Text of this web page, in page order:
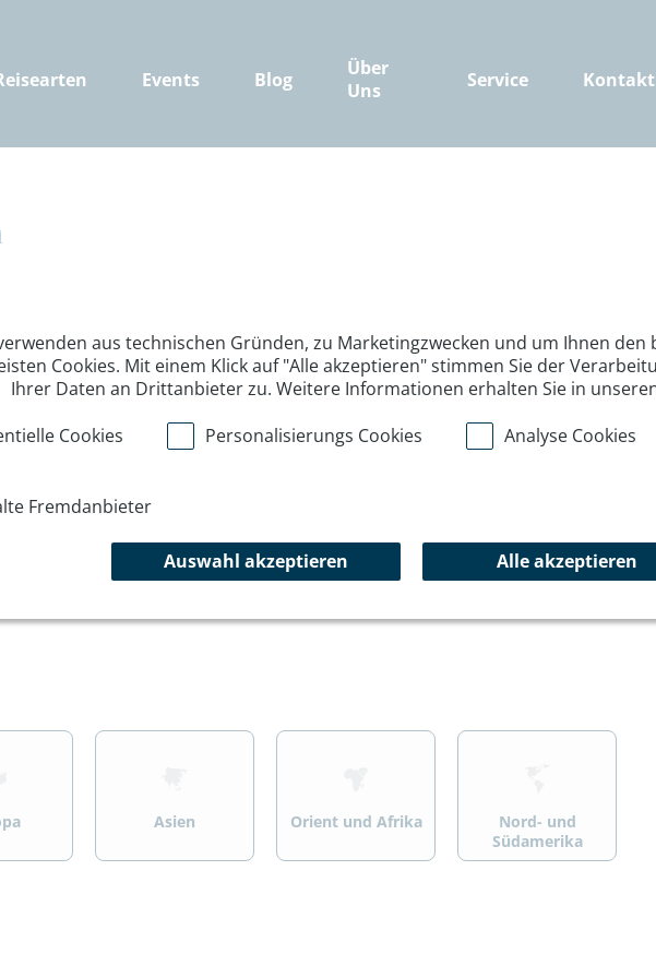
Events Blog
Über
Uns
Service Kontakt
Wintersport Wandern/Trekking Summit Specials
>
Asien
>
Orient und Afrika
>
Nord- und
Südamerika
aus technischen Gründen, zu Marketingzwecken und um Ihnen den
Cookies. Mit einem Klick auf "Alle akzeptieren" stimmen Sie der
Ihrer Daten an Drittanbieter zu. Weitere Informationen erhalten Sie in
Cookies
Personalisierungs Cookies Analyse Cookies
Fremdanbieter
Auswahl akzeptieren Alle akzeptieren